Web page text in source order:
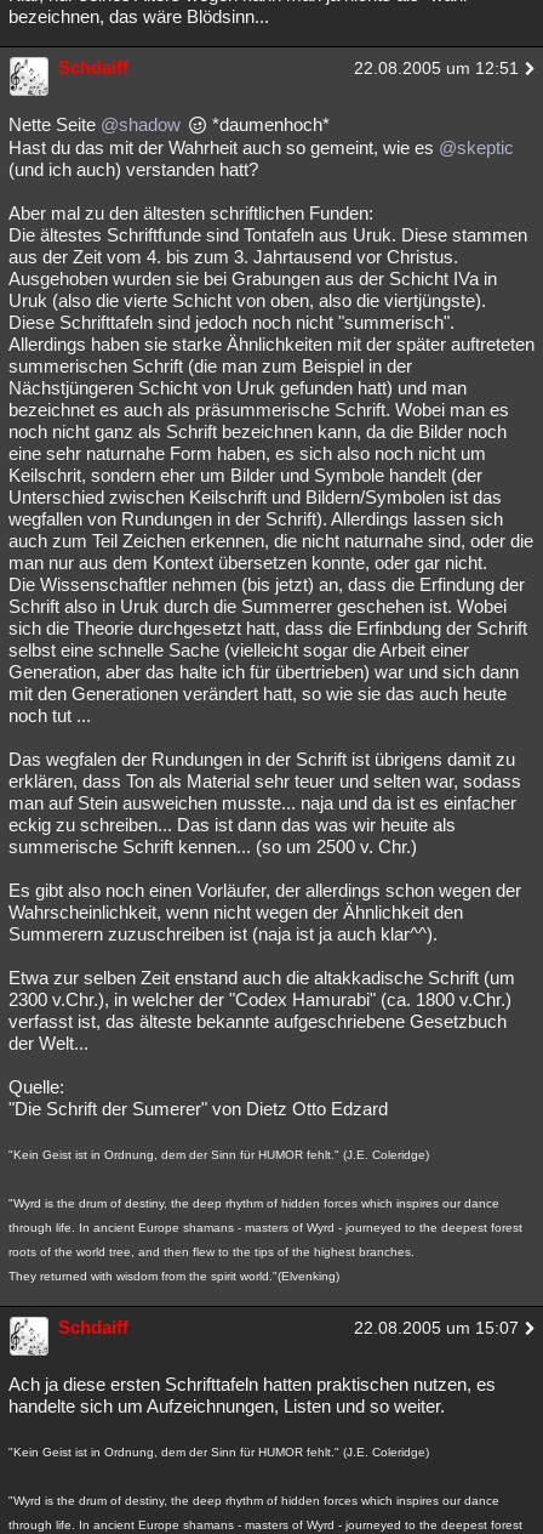
bezeichnen, das wäre Blödsinn...
Schdaiff 22.08.2005 um 12:51
Nette Seite @shadow
*daumenhoch*
Hast du das mit der Wahrheit auch so gemeint, wie es @skeptic
(und ich auch) verstanden hatt?
Aber mal zu den ältesten schriftlichen Funden:
Die ältestes Schriftfunde sind Tontafeln aus Uruk. Diese stammen
aus der Zeit vom 4. bis zum 3. Jahrtausend vor Christus.
Ausgehoben wurden sie bei Grabungen aus der Schicht IVa in
Uruk (also die vierte Schicht von oben, also die viertjüngste).
Diese Schrifttafeln sind jedoch noch nicht "summerisch".
Allerdings haben sie starke Ähnlichkeiten mit der später auftreteten
summerischen Schrift (die man zum Beispiel in der
Nächstjüngeren Schicht von Uruk gefunden hatt) und man
bezeichnet es auch als präsummerische Schrift. Wobei man es
noch nicht ganz als Schrift bezeichnen kann, da die Bilder noch
eine sehr naturnahe Form haben, es sich also noch nicht um
Keilschrit, sondern eher um Bilder und Symbole handelt (der
Unterschied zwischen Keilschrift und Bildern/Symbolen ist das
wegfallen von Rundungen in der Schrift). Allerdings lassen sich
auch zum Teil Zeichen erkennen, die nicht naturnahe sind, oder die
man nur aus dem Kontext übersetzen konnte, oder gar nicht.
Die Wissenschaftler nehmen (bis jetzt) an, dass die Erfindung der
Schrift also in Uruk durch die Summerrer geschehen ist. Wobei
sich die Theorie durchgesetzt hatt, dass die Erfinbdung der Schrift
selbst eine schnelle Sache (vielleicht sogar die Arbeit einer
Generation, aber das halte ich für übertrieben) war und sich dann
mit den Generationen verändert hatt, so wie sie das auch heute
noch tut ...
Das wegfalen der Rundungen in der Schrift ist übrigens damit zu
erklären, dass Ton als Material sehr teuer und selten war, sodass
man auf Stein ausweichen musste... naja und da ist es einfacher
eckig zu schreiben... Das ist dann das was wir heuite als
summerische Schrift kennen... (so um 2500 v. Chr.)
Es gibt also noch einen Vorläufer, der allerdings schon wegen der
Wahrscheinlichkeit, wenn nicht wegen der Ähnlichkeit den
Summerern zuzuschreiben ist (naja ist ja auch klar^^).
Etwa zur selben Zeit enstand auch die altakkadische Schrift (um
2300 v.Chr.), in welcher der "Codex Hamurabi" (ca. 1800 v.Chr.)
verfasst ist, das älteste bekannte aufgeschriebene Gesetzbuch
der Welt...
Quelle:
"Die Schrift der Sumerer" von Dietz Otto Edzard
"Kein Geist ist in Ordnung, dem der Sinn für HUMOR fehlt." (J.E. Coleridge)
"Wyrd is the drum of destiny, the deep rhythm of hidden forces which inspires our dance
through life. In ancient Europe shamans - masters of Wyrd - journeyed to the deepest forest
roots of the world tree, and then flew to the tips of the highest branches.
They returned with wisdom from the spirit world."(Elvenking)
Schdaiff 22.08.2005 um 15:07
Ach ja diese ersten Schrifttafeln hatten praktischen nutzen, es
handelte sich um Aufzeichnungen, Listen und so weiter.
"Kein Geist ist in Ordnung, dem der Sinn für HUMOR fehlt." (J.E. Coleridge)
"Wyrd is the drum of destiny, the deep rhythm of hidden forces which inspires our dance
through life. In ancient Europe shamans - masters of Wyrd - journeyed to the deepest forest